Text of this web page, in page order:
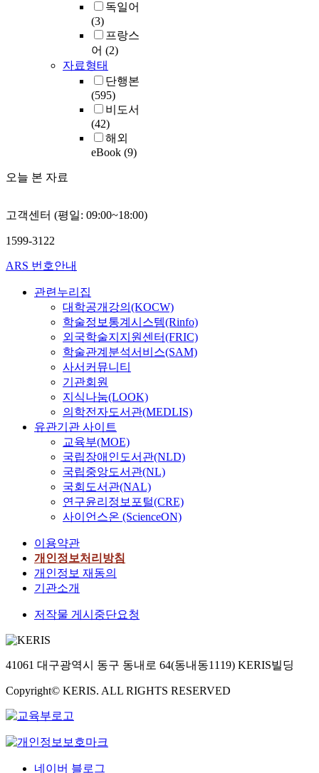
독일어
(3)
프랑스
어 (2)
자료형태
단행본
(595)
비도서
(42)
해외
eBook (9)
오늘 본 자료
고객센터 (평일: 09:00~18:00)
1599-3122
ARS 번호안내
관련누리집
대학공개강의(KOCW)
학술정보통계시스템(Rinfo)
외국학술지지원센터(FRIC)
학술관계분석서비스(SAM)
사서커뮤니티
기관회원
지식나눔(LOOK)
의학전자도서관(MEDLIS)
유관기관 사이트
교육부(MOE)
국립장애인도서관(NLD)
국립중앙도서관(NL)
국회도서관(NAL)
연구윤리정보포털(CRE)
사이언스온 (ScienceON)
이용약관
개인정보처리방침
개인정보 재동의
기관소개
저작물 게시중단요청
41061 대구광역시 동구 동내로 64(동내동1119) KERIS빌딩
Copyright© KERIS. ALL RIGHTS RESERVED
네이버 블로그